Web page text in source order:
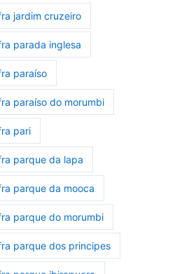
jardim cruzeiro
parada inglesa
paraíso
paraíso do morumbi
pari
parque da lapa
parque da mooca
parque do morumbi
parque dos principes